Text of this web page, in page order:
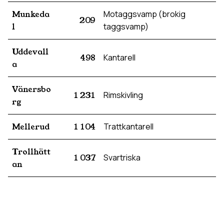
Munkeda
l
209
Motaggsvamp (brokig
taggsvamp)
Uddevall
a
498 Kantarell
Vänersbo
rg
1 231 Rimskivling
Mellerud 1 104 Trattkantarell
Trollhätt
an
1 037 Svartriska